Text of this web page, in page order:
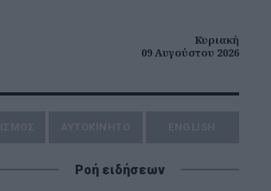
Κυριακή
09 Αυγούστου 2026
Ροή ειδήσεων